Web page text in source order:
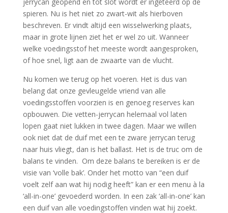
spieren. Nu is het niet zo zwart-wit als hierboven
beschreven. Er vindt altijd een wisselwerking plaats,
maar in grote lijnen ziet het er wel zo uit. Wanneer
welke voedingsstof het meeste wordt aangesproken,
of hoe snel, ligt aan de zwaarte van de vlucht.
Nu komen we terug op het voeren. Het is dus van
belang dat onze gevleugelde vriend van alle
voedingsstoffen voorzien is en genoeg reserves kan
opbouwen. Die vetten-jerrycan helemaal vol laten
lopen gaat niet lukken in twee dagen. Maar we willen
ook niet dat de duif met een te zware jerrycan terug
naar huis vliegt, dan is het ballast. Het is de truc om de
balans te vinden. Om deze balans te bereiken is er de
visie van ‘volle bak’. Onder het motto van “een duif
voelt zelf aan wat hij nodig heeft” kan er een menu à la
‘all-in-one’ gevoederd worden. In een zak ‘all-in-one’ kan
een duif van alle voedingstoffen vinden wat hij zoekt.